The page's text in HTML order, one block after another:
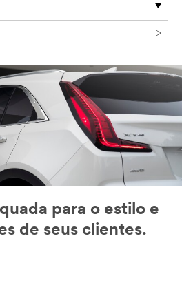
para o estilo e
de seus clientes.